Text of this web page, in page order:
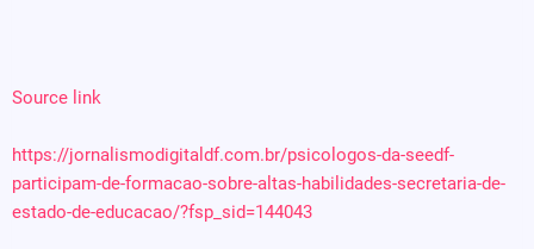
Source link
https://jornalismodigitaldf.com.br/psicologos-da-seedf-
participam-de-formacao-sobre-altas-habilidades-secretaria-de-
estado-de-educacao/?fsp_sid=144043